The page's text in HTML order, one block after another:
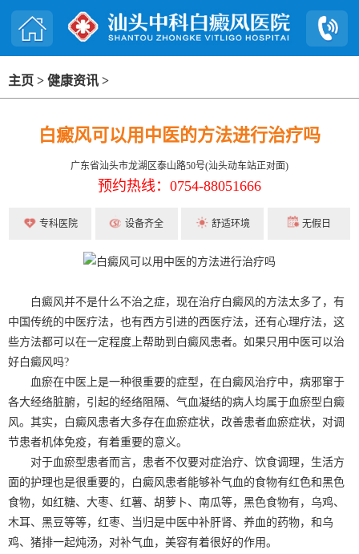
主页 > 健康资讯 >
白癜风可以用中医的方法进行治疗吗
广东省汕头市龙湖区泰山路50号(汕头动车站正对面)
预约热线：0754-88051666
专科医院 设备齐全 舒适环境 无假日
白癜风并不是什么不治之症，现在治疗白癜风的方法太多了，有
中国传统的中医疗法，也有西方引进的西医疗法，还有心理疗法，这
些方法都可以在一定程度上帮助到白癜风患者。如果只用中医可以治
好白癜风吗?
血瘀在中医上是一种很重要的症型，在白癜风治疗中，病邪窜于
各大经络脏腑，引起的经络阻隔、气血凝结的病人均属于血瘀型白癜
风。其实，白癜风患者大多存在血瘀症状，改善患者血瘀症状，对调
节患者机体免疫，有着重要的意义。
对于血瘀型患者而言，患者不仅要对症治疗、饮食调理，生活方
面的护理也是很重要的，白癜风患者能够补气血的食物有红色和黑色
食物，如红糖、大枣、红薯、胡萝卜、南瓜等，黑色食物有，乌鸡、
木耳、黑豆等等，红枣、当归是中医中补肝肾、养血的药物，和乌
鸡、猪排一起炖汤，对补气血，美容有着很好的作用。